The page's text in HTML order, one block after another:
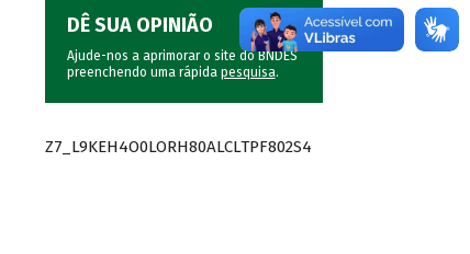
DÊ SUA OPINIÃO
Ajude-nos a aprimorar o site do BNDES
preenchendo uma rápida pesquisa.
Z7_L9KEH4O0LORH80ALCLTPF802S4